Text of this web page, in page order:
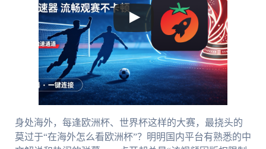
身处海外，每逢欧洲杯、世界杯这样的大赛，最挠头的
莫过于“在海外怎么看欧洲杯”？明明国内平台有熟悉的中